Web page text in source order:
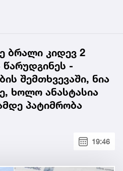
ბრალი კიდევ 2
-
შემთხვევაში, ნია
ხოლო ანასტასია
პატიმრობა
19:46